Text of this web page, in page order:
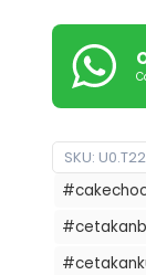
SKU: